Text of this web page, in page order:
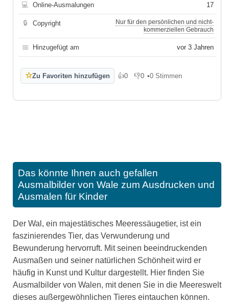
💻 Online-Ausmalungen 17
🔒 Copyright
Nur für den persönlichen und nicht-
kommerziellen Gebrauch
📅 Hinzugefügt am vor 3 Jahren
☆Zu Favoriten hinzufügen 👍0
Gefällt mir
👎0
Gefällt mir nicht
•0 Stimmen
Das könnte Ihnen auch gefallen
Ausmalbilder von Wale zum Ausdrucken und
Ausmalen für Kinder
Der Wal, ein majestätisches Meeressäugetier, ist ein
faszinierendes Tier, das Verwunderung und
Bewunderung hervorruft. Mit seinen beeindruckenden
Ausmaßen und seiner natürlichen Schönheit wird er
häufig in Kunst und Kultur dargestellt. Hier finden Sie
Ausmalbilder von Walen, mit denen Sie in die Meereswelt
dieses außergewöhnlichen Tieres eintauchen können.